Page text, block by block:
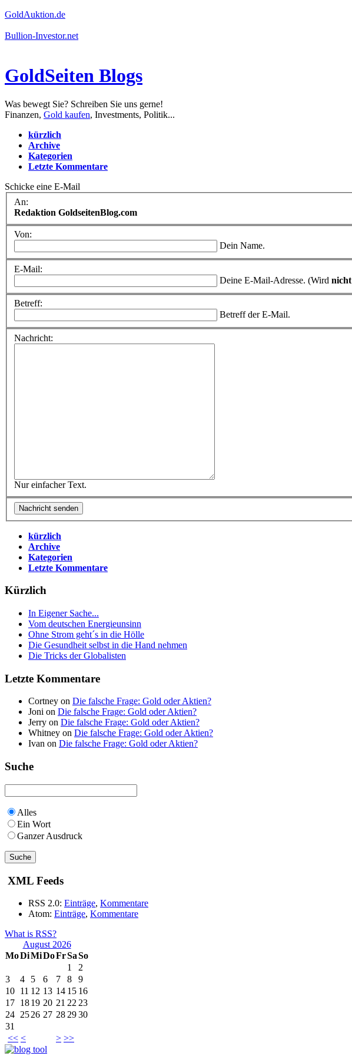
GoldAuktion.de
Bullion-Investor.net
GoldSeiten Blogs
Was bewegt Sie? Schreiben Sie uns gerne!
Finanzen, Gold kaufen, Investments, Politik...
kürzlich
Archive
Kategorien
Letzte Kommentare
Schicke eine E-Mail
An:
Redaktion GoldseitenBlog.com
Von:
Dein Name.
E-Mail:
Deine E-Mail-Adresse. (Wird nicht
Betreff:
Betreff der E-Mail.
Nachricht:
Nur einfacher Text.
kürzlich
Archive
Kategorien
Letzte Kommentare
Kürzlich
In Eigener Sache...
Vom deutschen Energieunsinn
Ohne Strom geht´s in die Hölle
Die Gesundheit selbst in die Hand nehmen
Die Tricks der Globalisten
Letzte Kommentare
Cortney on Die falsche Frage: Gold oder Aktien?
Joni on Die falsche Frage: Gold oder Aktien?
Jerry on Die falsche Frage: Gold oder Aktien?
Whitney on Die falsche Frage: Gold oder Aktien?
Ivan on Die falsche Frage: Gold oder Aktien?
Suche
Alles
Ein Wort
Ganzer Ausdruck
XML Feeds
RSS 2.0: Einträge, Kommentare
Atom: Einträge, Kommentare
What is RSS?
August 2026
MoDiMiDoFrSaSo
<< < > >>
1
2
3
4 5 6 7 8
9
10 11 12 13 14 15 16
17 1819 20 21 22 23
24 2526 27 28 2930
31